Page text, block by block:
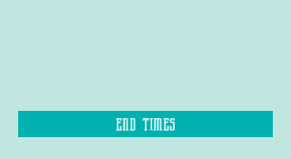
end times